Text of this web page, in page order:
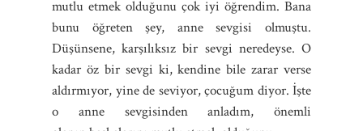
mutlu etmek olduğunu çok iyi öğrendim. Bana
bunu öğreten şey, anne sevgisi olmuştu.
Düşünsene, karşılıksız bir sevgi neredeyse. O
kadar öz bir sevgi ki, kendine bile zarar verse
aldırmıyor, yine de seviyor, çocuğum diyor. İşte
o anne sevgisinden anladım, önemli